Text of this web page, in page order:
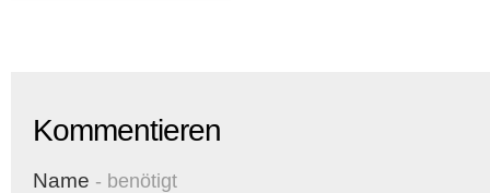
Kommentieren
Name - benötigt